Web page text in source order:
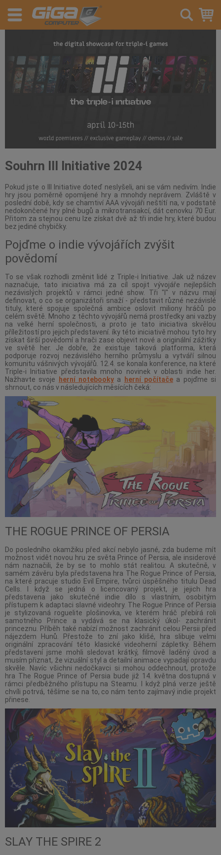
Souhrn III Initiative 2024
Pokud jste o III Initiative doteď neslyšeli, ani se vám nedivím. Indie
hry jsou poměrně opomíjené hry a mnohdy neprávem. Zvláště v
poslední době, kdy se chamtiví AAA vývojáři neštítí na, v podstatě
nedokončené hry plné bugů a mikrotransakcí, dát cenovku 70 Eur.
Přitom za stejnou cenu lze získat dvě až tři indie hry, které budou
bez jediné chybičky.
Pojďme o indie vývojářích zvýšit
povědomí
To se však rozhodli změnit lidé z Triple-i Initiative. Jak už název
naznačuje, tato iniciativa má za cíl spojit vývojáře nejlepších
nezávislých projektů v rámci jedné show. Tři "I" v názvu mají
definovat, o co se organizátoři snaží - představit různé nezávislé
tituly, které spojuje společná ambice oslovit miliony hráčů po
celém světě. Mnoho z těchto vývojářů nemá prostředky ani vazby
na velké herní společnosti, a proto je tato iniciativa skvělou
příležitostí pro jejich představení. íky této iniciativě mohou tyto hry
získat širší povědomí a hrači zase objevit nové a originální zážitky
ve světě her. Je dobře, že existuje taková platforma, která
podporuje rozvoj nezávislého herního průmyslu a vytváří silnou
komunitu vášnivých vývojářů. 12.4. se konala konference, na které
Triple-i Initiative představila mnoho novinek v oblasti indie her.
Nažhavte svoje
herní notebooky a herní počítače a pojďme si
shrnout, co nás v následujících měsících čeká:
THE ROGUE PRINCE OF PERSIA
Do posledního okamžiku před akcí nebylo jasné, zda budeme mít
možnost vidět novou hru ze světa Prince of Persia, ale insiderové
nám naznačili, že by se to mohlo stát realitou. A skutečně, v
samém závěru byla představena hra The Rogue Prince of Persia,
na které pracuje studio Evil Empire, tvůrci úspěšného titulu Dead
Cells. I když se jedná o licencovaný projekt, je jejich hra
představena jako skutečné indie dílo s vlastním, osobitým
přístupem k adaptaci slavné videohry. The Rogue Prince of Persia
je stylizovaná roguelite plošinovka, ve kterém hráč přebírá roli
samotného Prince a vydává se na klasický úkol- zachránit
princeznu. Příběh také nabízí možnost zachránit celou Persii před
nájezdem Hunů. Přestože to zní jako klišé, hra slibuje velmi
originální zpracování této klasické videoherní zápletky. Během
představení jsme mohli sledovat krátký, filmově laděný úvod a
musím přiznat, že vizuální styl a detailní animace vypadají opravdu
skvěle. Navíc všichni nedočkavci si mohou oddechnout, protože
hra The Rogue Prince of Persia bude již 14. května dostupná v
rámci předběžného přístupu na Steamu. I když plná verze ještě
chvíli potrvá, těšíme se na to, co nám tento zajímavý indie projekt
přinese.
SLAY THE SPIRE 2